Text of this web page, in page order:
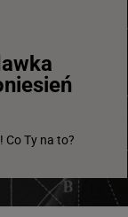
Co Ty na to?